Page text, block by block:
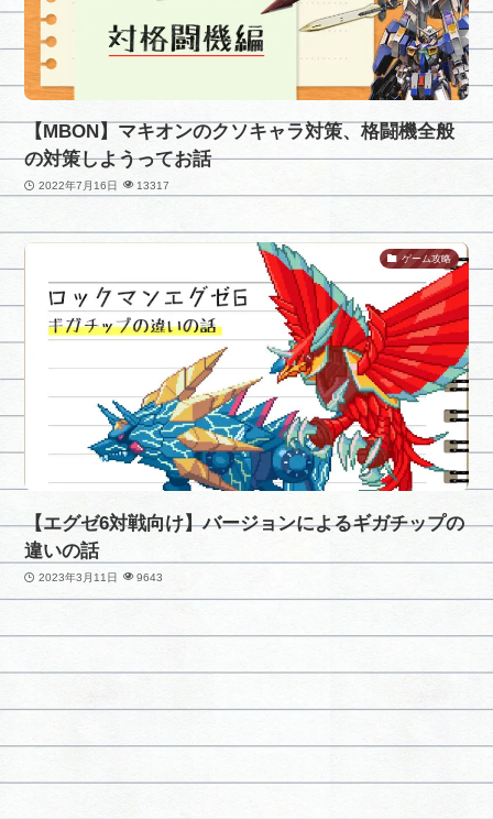
【MBON】マキオンのクソキャラ対策、格闘機全般
の対策しようってお話
2022年7月16日 13317
ゲーム攻略
【エグゼ6対戦向け】バージョンによるギガチップの
違いの話
2023年3月11日 9643